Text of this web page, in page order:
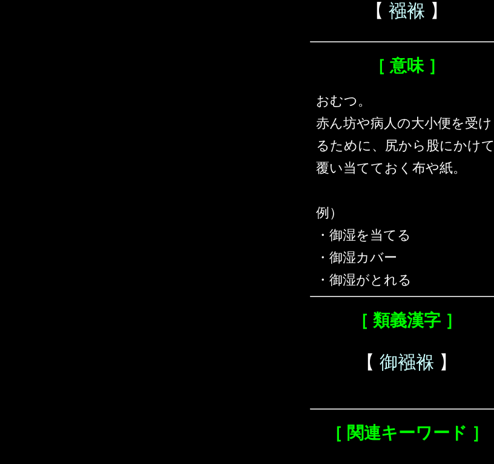
【 襁褓 】
［ 意味 ］
おむつ。
赤ん坊や病人の大小便を受け
るために、尻から股にかけて
覆い当てておく布や紙。
例）
・御湿を当てる
・御湿カバー
・御湿がとれる
［ 類義漢字 ］
【 御襁褓 】
［ 関連キーワード ］